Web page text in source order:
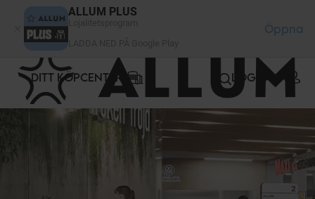
ALLUM PLUS
Öppna
DITT KÖPCENTER LOGGA IN
Cookie- hanteringspanel